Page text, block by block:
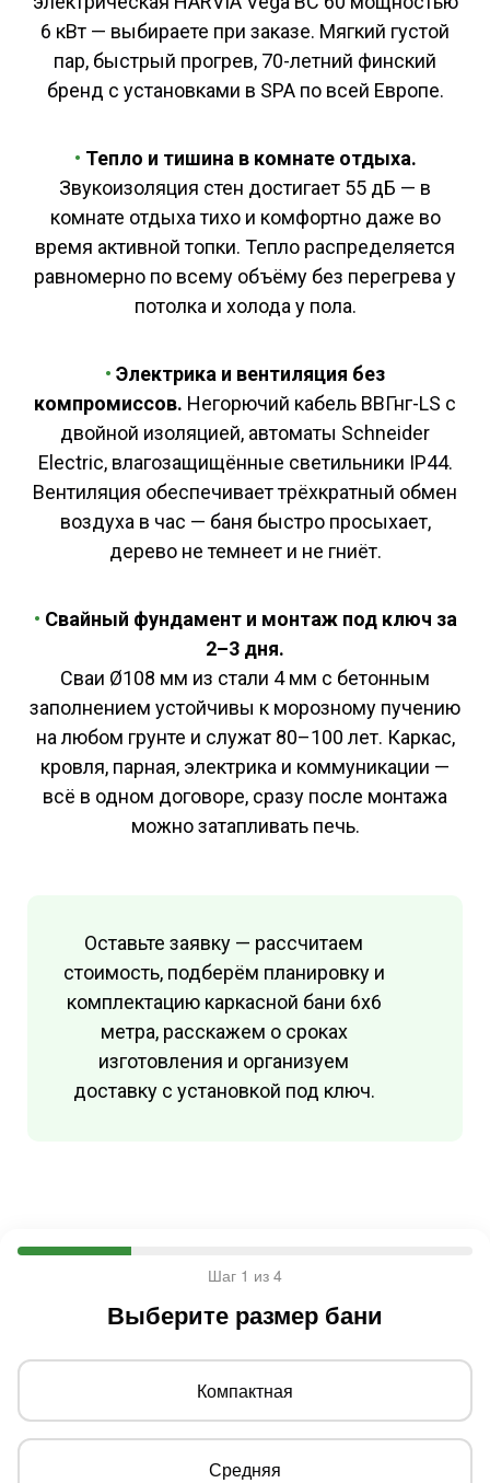
6 кВт — выбираете при заказе. Мягкий густой
пар, быстрый прогрев, 70-летний финский
бренд с установками в SPA по всей Европе.
• Тепло и тишина в комнате отдыха.
Звукоизоляция стен достигает 55 дБ — в
комнате отдыха тихо и комфортно даже во
время активной топки. Тепло распределяется
равномерно по всему объёму без перегрева у
потолка и холода у пола.
• Электрика и вентиляция без
компромиссов. Негорючий кабель ВВГнг-LS с
двойной изоляцией, автоматы Schneider
Electric, влагозащищённые светильники IP44.
Вентиляция обеспечивает трёхкратный обмен
воздуха в час — баня быстро просыхает,
дерево не темнеет и не гниёт.
• Свайный фундамент и монтаж под ключ за
2–3 дня.
Сваи Ø108 мм из стали 4 мм с бетонным
заполнением устойчивы к морозному пучению
на любом грунте и служат 80–100 лет. Каркас,
кровля, парная, электрика и коммуникации —
всё в одном договоре, сразу после монтажа
можно затапливать печь.
Оставьте заявку — рассчитаем
стоимость, подберём планировку и
комплектацию каркасной бани 6х6
метра, расскажем о сроках
изготовления и организуем
доставку с установкой под ключ.
Шаг 1 из 4
Выберите размер бани
Компактная
Средняя